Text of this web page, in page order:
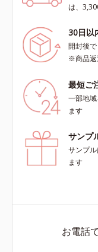
は、
30日以
開封後
※商品返
最短ご
一部地
ます
サンプ
サンプ
ます
お電話